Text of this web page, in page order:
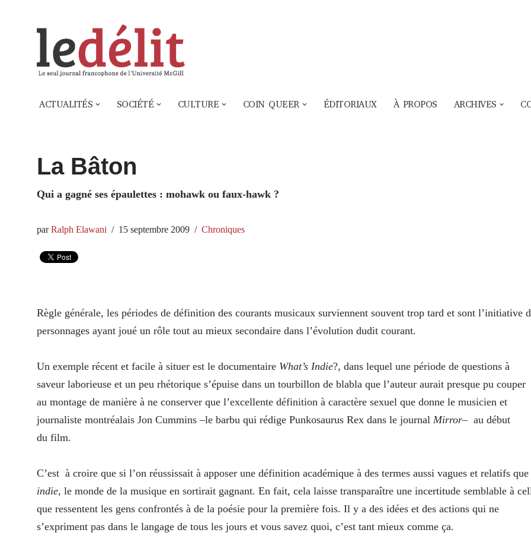
ACTUALITÉS SOCIÉTÉ CULTURE COIN QUEER ÉDITORIAUX À PROPOS ARCHIVES
La Bâton
Qui a gagné ses épaulettes : mohawk ou faux-hawk ?
parRalph Elawani 15 septembre 2009 Chroniques
Règle générale, les périodes de définition des courants musicaux surviennent souvent trop tard et sont l’initiative
personnages ayant joué un rôle tout au mieux secondaire dans l’évolution dudit courant.
Un exemple récent et facile à situer est le documentaire What’s Indie?, dans lequel une période de questions à
saveur laborieuse et un peu rhétorique s’épuise dans un tourbillon de blabla que l’auteur aurait presque pu couper
au montage de manière à ne conserver que l’excellente définition à caractère sexuel que donne le musicien et
journaliste montréalais Jon Cummins –le barbu qui rédige Punkosaurus Rex dans le journal Mirror– au début
du film.
C’est à croire que si l’on réussissait à apposer une définition académique à des termes aussi vagues et relatifs que
indie, le monde de la musique en sortirait gagnant. En fait, cela laisse transparaître une incertitude semblable à
que ressentent les gens confrontés à de la poésie pour la première fois. Il y a des idées et des actions qui ne
s’expriment pas dans le langage de tous les jours et vous savez quoi, c’est tant mieux comme ça.